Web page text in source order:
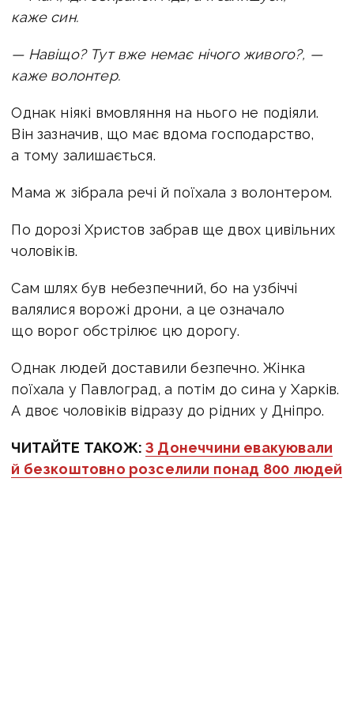
каже син.
— Навіщо? Тут вже немає нічого живого?, —
каже волонтер.
Однак ніякі вмовляння на нього не подіяли.
Він зазначив, що має вдома господарство,
а тому залишається.
Мама ж зібрала речі й поїхала з волонтером.
По дорозі Христов забрав ще двох цивільних
чоловіків.
Сам шлях був небезпечний, бо на узбіччі
валялися ворожі дрони, а це означало
що ворог обстрілює цю дорогу.
Однак людей доставили безпечно. Жінка
поїхала у Павлоград, а потім до сина у Харків.
А двоє чоловіків відразу до рідних у Дніпро.
ЧИТАЙТЕ ТАКОЖ:З Донеччини евакуювали
й безкоштовно розселили понад 800 людей